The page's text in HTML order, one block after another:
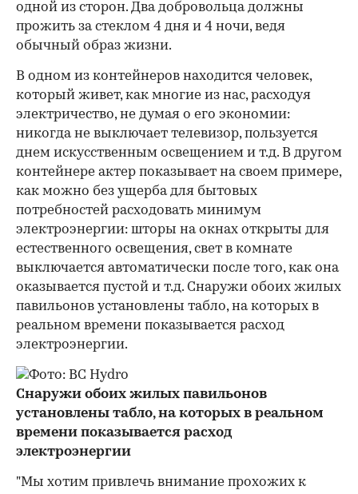
одной из сторон. Два добровольца должны
прожить за стеклом 4 дня и 4 ночи, ведя
обычный образ жизни.
В одном из контейнеров находится человек,
который живет, как многие из нас, расходуя
электричество, не думая о его экономии:
никогда не выключает телевизор, пользуется
днем искусственным освещением и т.д. В другом
контейнере актер показывает на своем примере,
как можно без ущерба для бытовых
потребностей расходовать минимум
электроэнергии: шторы на окнах открыты для
естественного освещения, свет в комнате
выключается автоматически после того, как она
оказывается пустой и т.д. Снаружи обоих жилых
павильонов установлены табло, на которых в
реальном времени показывается расход
электроэнергии.
Снаружи обоих жилых павильонов
установлены табло, на которых в реальном
времени показывается расход
электроэнергии
"Мы хотим привлечь внимание прохожих к